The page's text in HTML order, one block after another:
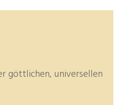
göttlichen, universellen